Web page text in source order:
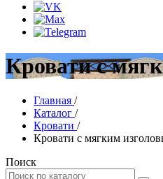
Кровати с
Главная /
Каталог /
Кровати /
Кровати с мягким
Поиск